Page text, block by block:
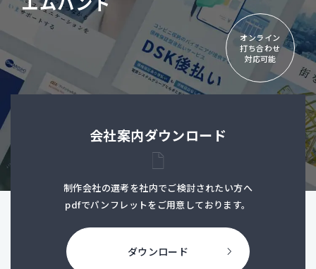
オンライン
打ち合わせ
対応可能
会社案内ダウンロード
制作会社の選考を社内でご検討されたい方へ
pdfでパンフレットをご用意しております。
ダウンロード